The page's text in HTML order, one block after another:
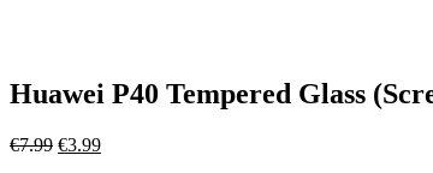
Huawei P40 Tempered Glass
€7.99 Oorspronkelijke
€3.99Huidige